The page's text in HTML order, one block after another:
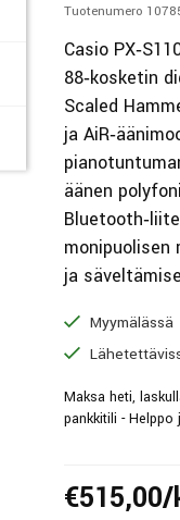
Tuotenumero
Casio
88‑kosketin
Scaled
ja
äänen
monipuolisen
ja
Myymälässä
Maksa heti,
pankkitili - Helppo